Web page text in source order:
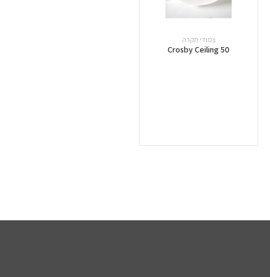
צמודי תקרה
Crosby Ceiling 50